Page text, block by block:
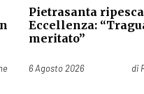
Pietrasanta
Eccellenza:
meritato”
Pubblicato il
6 Agosto 2026 di